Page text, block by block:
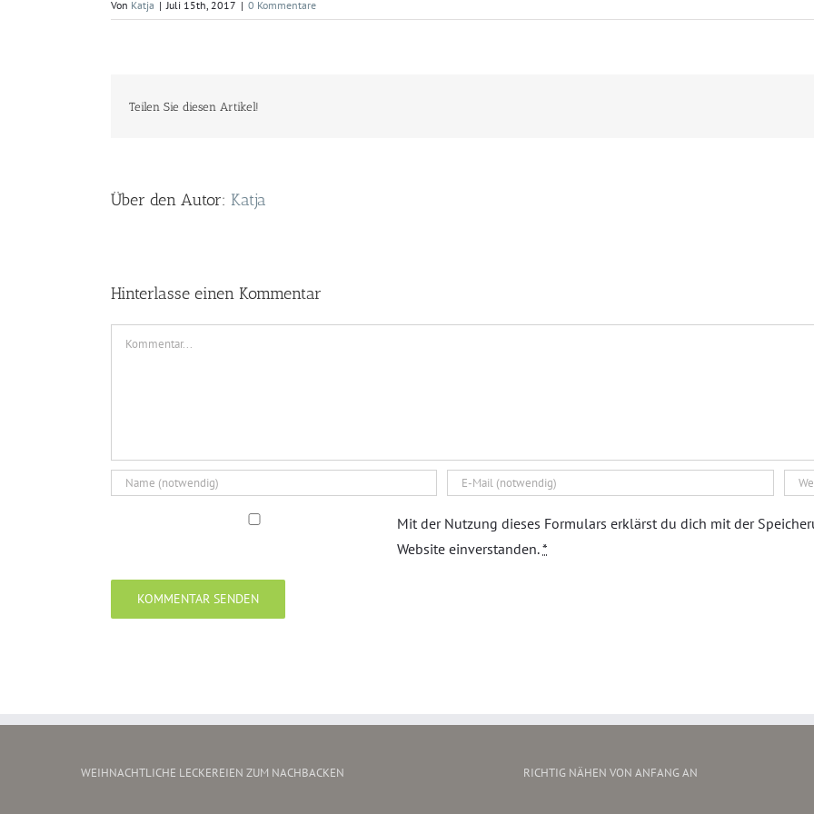
Von Katja | Juli 15th, 2017 | 0 Kommentare
Teilen Sie diesen Artikel!
Über den Autor: Katja
Hinterlasse einen Kommentar
Kommentar
Mit der Nutzung dieses Formulars erklärst du dich mit der
Website einverstanden.*
WEIHNACHTLICHE LECKEREIEN ZUM NACHBACKEN RICHTIG NÄHEN VON ANFANG AN